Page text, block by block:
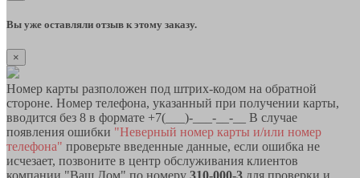
Вы уже оставляли отзыв к этому заказу.
×
Номер карты разположен под штрих-кодом на обратной
стороне. Номер телефона, указанный при получении карты,
вводится без 8 в формате +7(___)-___-__-__ В случае
появления ошибки "Неверный номер карты и/или номер
телефона" проверьте введенные данные, если ошибка не
исчезает, позвоните в центр обслуживания клиентов